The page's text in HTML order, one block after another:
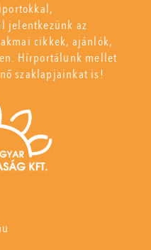
jelentkezünk az
cikkek, ajánlók,
Hírportálunk mellet
szaklapjainkat is!